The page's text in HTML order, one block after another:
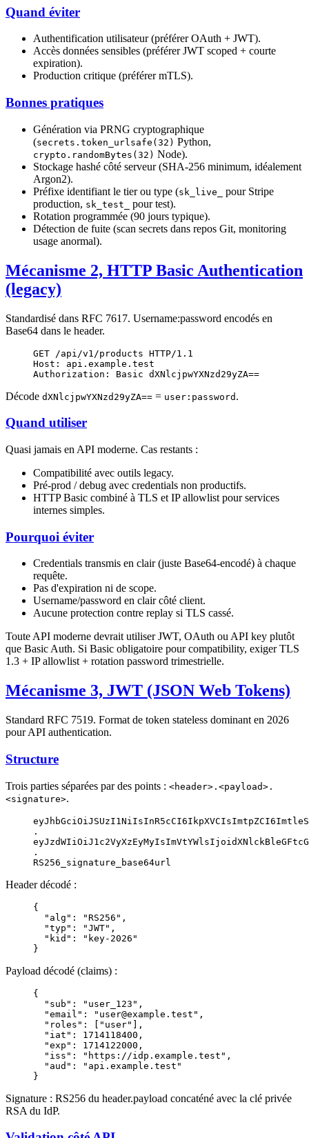
Quand éviter
Authentification utilisateur (préférer OAuth + JWT).
Accès données sensibles (préférer JWT scoped + courte
expiration).
Production critique (préférer mTLS).
Bonnes pratiques
Génération via PRNG cryptographique
(secrets.token_urlsafe(32) Python,
crypto.randomBytes(32) Node).
Stockage hashé côté serveur (SHA-256 minimum, idéalement
Argon2).
Préfixe identifiant le tier ou type (sk_live_
pour Stripe
production, sk_test_
pour test).
Rotation programmée (90 jours typique).
Détection de fuite (scan secrets dans repos Git, monitoring
usage anormal).
Mécanisme 2, HTTP Basic Authentication
(legacy)
Standardisé dans RFC 7617. Username:password encodés en
Base64 dans le header.
GET /api/v1/products HTTP/1.1
Host :
api.example.test
Authorization : Basic dXNlcjpwYXNzd29yZA==
Décode dXNlcjpwYXNzd29yZA== = user:password .
Quand utiliser
Quasi jamais en API moderne. Cas restants :
Compatibilité avec outils legacy.
Pré-prod / debug avec credentials non productifs.
HTTP Basic combiné à TLS et IP allowlist pour services
internes simples.
Pourquoi éviter
Credentials transmis en clair (juste Base64-encodé) à chaque
requête.
Pas d'expiration ni de scope.
Username/password en clair côté client.
Aucune protection contre replay si TLS cassé.
Toute API moderne devrait utiliser JWT, OAuth ou API key plutôt
que Basic Auth. Si Basic obligatoire pour compatibility, exiger TLS
1.3 + IP allowlist + rotation password trimestrielle.
Mécanisme 3, JWT (JSON Web Tokens)
Standard RFC 7519. Format de token stateless dominant en 2026
pour API authentication.
Structure
Trois parties séparées par des points : <header>.<payload>.
<signature>.
.
.
RS256_signature_base64url
Header décodé :
{
  "alg"
: "RS256" ,
  "typ"
: "JWT" ,
  "kid"
:
"key-2026"
}
Payload décodé (claims) :
{
  "sub"
: "user_123" ,
  "email"
: "user@example.test" ,
  "roles"
: [ "user" ],
  "iat"
: 1714118400 ,
  "exp"
: 1714122000 ,
  "iss"
: "https://idp.example.test" ,
  "aud"
:
"api.example.test"
}
Signature : RS256 du header.payload concaténé avec la clé privée
RSA du IdP.